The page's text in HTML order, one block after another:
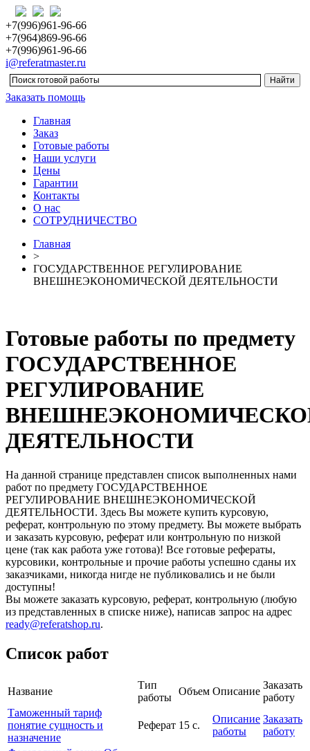
+7(996)961-96-66
+7(964)869-96-66
+7(996)961-96-66
i@referatmaster.ru
Заказать помощь
Главная
Заказ
Готовые работы
Наши услуги
Цены
Гарантии
Контакты
О нас
СОТРУДНИЧЕСТВО
Главная
>
ГОСУДАРСТВЕННОЕ РЕГУЛИРОВАНИЕ
ВНЕШНЕЭКОНОМИЧЕСКОЙ ДЕЯТЕЛЬНОСТИ
Готовые работы по предмету
ГОСУДАРСТВЕННОЕ
РЕГУЛИРОВАНИЕ
ДЕЯТЕЛЬНОСТИ
На данной странице представлен список выполненных нами
работ по предмету ГОСУДАРСТВЕННОЕ
РЕГУЛИРОВАНИЕ ВНЕШНЕЭКОНОМИЧЕСКОЙ
ДЕЯТЕЛЬНОСТИ. Здесь Вы можете купить курсовую,
реферат, контрольную по этому предмету. Вы можете выбрать
и заказать курсовую, реферат или контрольную по низкой
цене (так как работа уже готова)! Все готовые рефераты,
курсовики, контрольные и прочие работы успешно сданы их
заказчиками, никогда нигде не публиковались и не были
доступны!
Вы можете заказать курсовую, реферат, контрольную (любую
из представленных в списке ниже), написав запрос на адрес
ready@referatshop.ru.
Список работ
Название
Тип
работы
Объем Описание
Заказать
работу
Таможенный тариф
понятие сущность и
назначение
Реферат 15 с.
Описание
работы
Заказать
работу